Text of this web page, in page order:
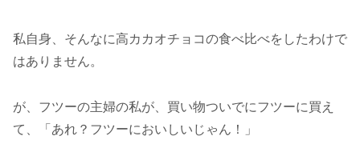
私自身、そんなに高カカオチョコの食べ比べをしたわけで
はありません。
が、フツーの主婦の私が、買い物ついでにフツーに買え
て、「あれ？フツーにおいしいじゃん！」